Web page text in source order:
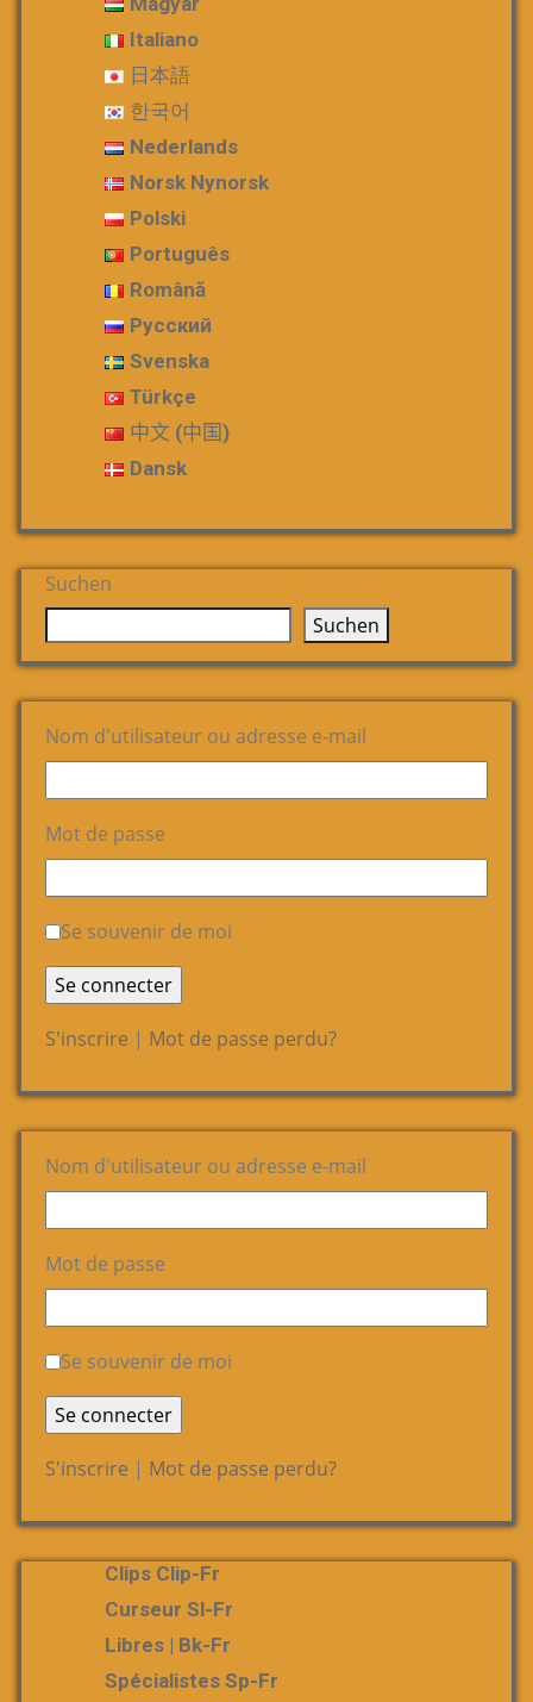
Italiano
日本語
한국어
Nederlands
Norsk Nynorsk
Polski
Português
Română
Русский
Svenska
Türkçe
中文 (中国)
Dansk
Suchen
Suchen
Nom d'utilisateur ou adresse e-mail
Mot de passe
Se souvenir de moi
S'inscrire | Mot de passe perdu?
Nom d'utilisateur ou adresse e-mail
Mot de passe
Se souvenir de moi
S'inscrire | Mot de passe perdu?
Clips Clip-Fr
Curseur Sl-Fr
Libres | Bk-Fr
Spécialistes Sp-Fr